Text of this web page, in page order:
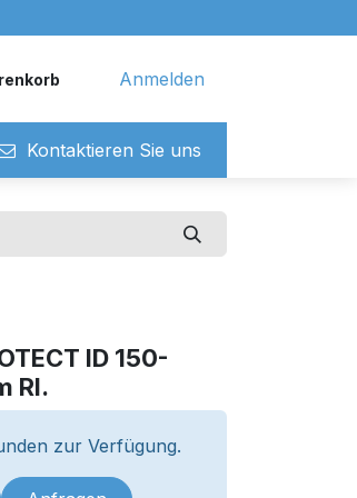
Anmelden
Kontaktieren ​​Si​​e uns
ID 150-
Rl.
zur Verfügung.